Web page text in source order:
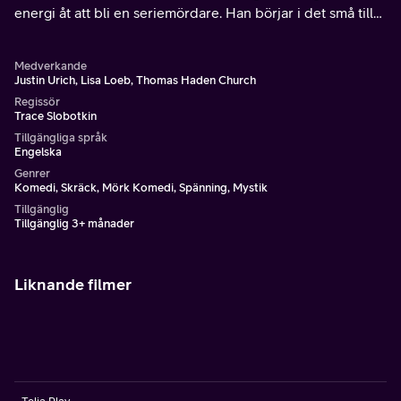
energi åt att bli en seriemördare. Han börjar i det små tills
Medverkande
Justin Urich, Lisa Loeb, Thomas Haden Church
Regissör
Trace Slobotkin
Tillgängliga språk
Engelska
Genrer
Komedi, Skräck, Mörk Komedi, Spänning, Mystik
Tillgänglig
Tillgänglig 3+ månader
Liknande filmer